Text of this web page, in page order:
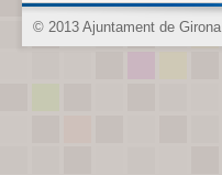
© 2013 Ajuntament de Girona